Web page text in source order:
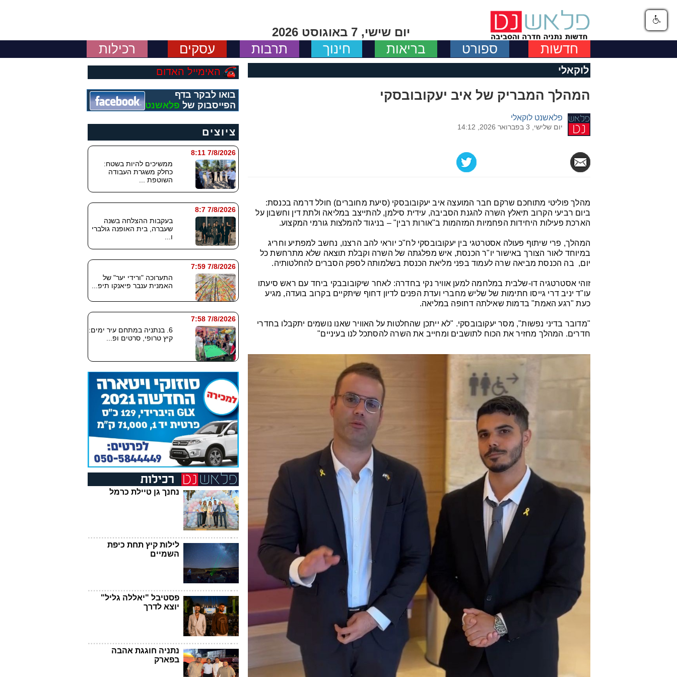
יום שישי, 7 באוגוסט 2026
חדשות ספורט בריאות חינוך תרבות עסקים רכילות
לוקאלי
המהלך המבריק של איב יעקובובסקי
פלאשנט לוקאלי
יום שלישי, 3 בפברואר 2026, 14:12
מהלך פוליטי מתוחכם שרקם חבר המועצה איב יעקובובסקי (סיעת מחוברים) חולל דרמה בכנסת:
ביום רביעי הקרוב תיאלץ השרה להגנת הסביבה, עידית סילמן, להתייצב במליאה ולתת דין וחשבון על
הארכת פעילות היחידות הפחמיות המזהמות ב"אורות רבין" – בניגוד להמלצות גורמי המקצוע.
המהלך, פרי שיתוף פעולה אסטרטגי בין יעקובובסקי לח"כ יוראי להב הרצנו, נחשב למפתיע וחריג
במיוחד לאור הצורך באישור יו"ר הכנסת, איש מפלגתה של השרה וקבלת תוצאה שלא מתרחשת כל
יום, בה הכנסת מביאה שרה לעמוד בפני מליאת הכנסת בשלמותה לספק הסברים להחלטותיה.
זוהי אסטרטגיה דו-שלבית במלחמה למען אוויר נקי בחדרה: לאחר שיקובובבקי ביחד עם ראש סיעתו
עו"ד יניב דרי גייסו חתימות של שליש מחברי ועדת הפנים לדיון דחוף שיתקיים בקרוב בועדה, מגיע
כעת "רגע האמת" בדמות שאילתה דחופה במליאה.
"מדובר בדיני נפשות", מסר יעקובובסקי. "לא ייתכן שהחלטות על האוויר שאנו נושמים יתקבלו בחדרי
חדרים. המהלך מחזיר את הכוח לתושבים ומחייב את השרה להסתכל לנו בעיניים"
האימייל האדום
בואו לבקר בדף
הפייסבוק של פלאשנט
ציוצים
7/8/2026 8:11
ממשיכים להיות בשטח:
כחלק משגרת העבודה
השוטפת ...
7/8/2026 8:7
בעקבות ההצלחה בשנה
שעברה, בית האופנה גולברי
ו...
7/8/2026 7:59
התערוכה "ורידי יער" של
האמנית ענבר פיאנקו תיפ...
7/8/2026 7:58
6. בנתניה במתחם עיר ימים:
קיץ טרופי, סרטים ופ...
נחנך גן טיילת כרמל
לילות קיץ תחת כיפת
השמיים
פסטיבל "יאללה גליל"
יוצא לדרך
נתניה חוגגת אהבה
בפארק